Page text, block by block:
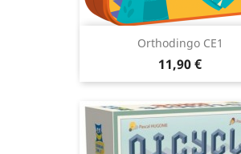
Orthodingo CE1
Prix
11,90 €